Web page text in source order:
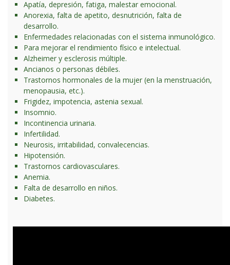
Apatía, depresión, fatiga, malestar emocional.
Anorexia, falta de apetito, desnutrición, falta de
desarrollo.
Enfermedades relacionadas con el sistema inmunológico.
Para mejorar el rendimiento físico e intelectual.
Alzheimer y esclerosis múltiple.
Ancianos o personas débiles.
Trastornos hormonales de la mujer (en la menstruación,
menopausia, etc.).
Frigidez, impotencia, astenia sexual.
Insomnio.
Incontinencia urinaria.
Infertilidad.
Neurosis, irritabilidad, convalecencias.
Hipotensión.
Trastornos cardiovasculares.
Anemia.
Falta de desarrollo en niños.
Diabetes.